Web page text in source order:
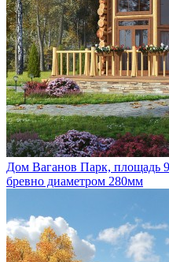
Дом Ваганов Парк, площадь
бревно диаметром 280мм